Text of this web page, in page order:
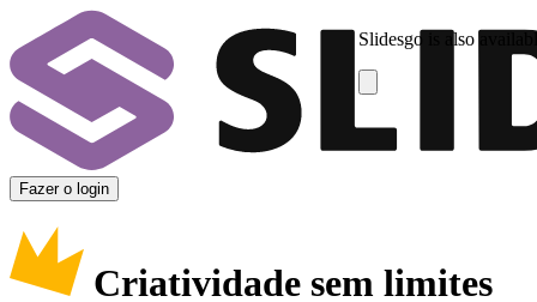
Slidesgo is also
Fazer o login
Criatividade sem limites